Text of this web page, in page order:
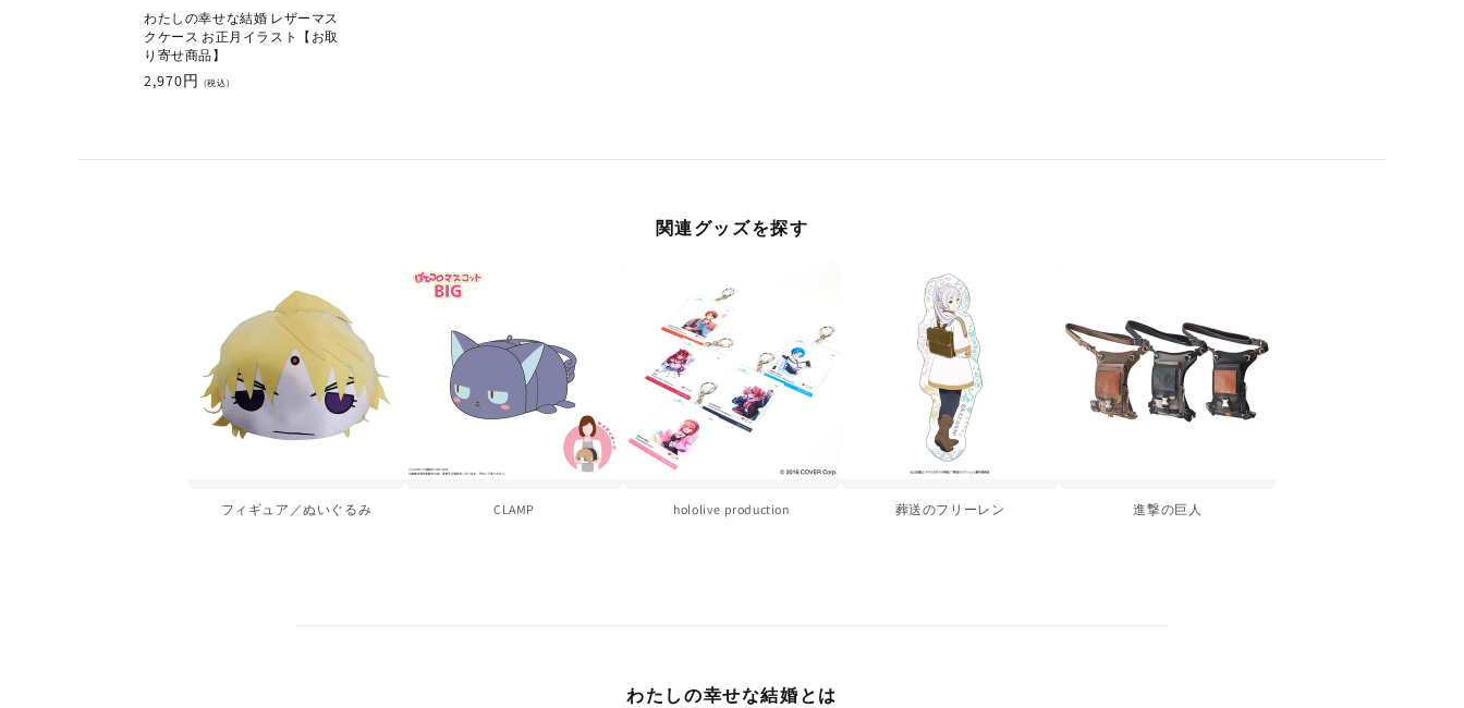
わたしの幸せな結婚 レザーマス
クケース お正月イラスト【お取
り寄せ商品】
通
2,970円 (税込)
関連グッズを探す
フィギュア／ぬいぐるみ CLAMP hololive production 葬送のフリーレン 進撃の巨人
わたしの幸せな結婚とは